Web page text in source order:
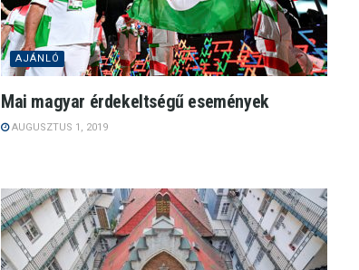
AJÁNLÓ
Mai magyar érdekeltségű események
AUGUSZTUS 1, 2019